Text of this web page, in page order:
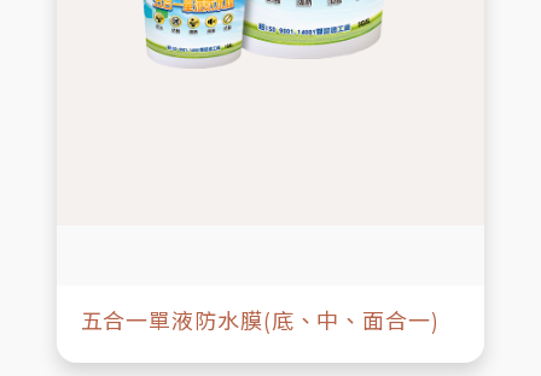
五合一單液防水膜(底、中、面合一)